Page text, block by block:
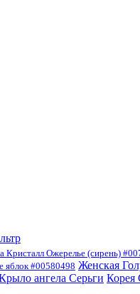
Кристалл Ожерелье (сирень)
яблок #00580498 Женская
ангела Серьги Корея